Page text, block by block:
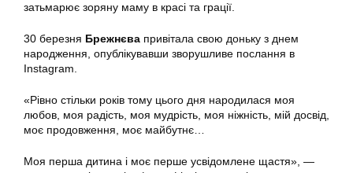
затьмарює зоряну маму в красі та грації.
30 березня Брежнєва привітала свою доньку з днем
народження, опублікувавши зворушливе послання в
Instagram.
«Рівно стільки років тому цього дня народилася моя
любов, моя радість, моя мудрість, моя ніжність, мій досвід,
моє продовження, моє майбутнє…
Моя перша дитина і моє перше усвідомлене щастя», —